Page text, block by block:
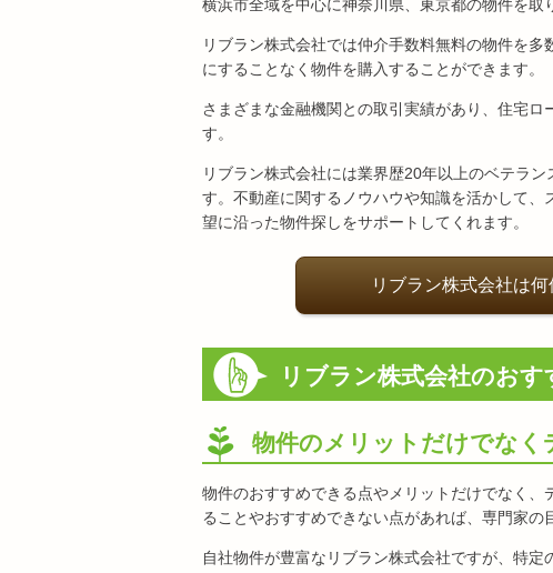
横浜市全域を中心に神奈川県、東京都の物件を取
リブラン株式会社では仲介手数料無料の物件を
にすることなく物件を購入することができます。
さまざまな金融機関との取引実績があり、住宅ロ
す。
リブラン株式会社には業界歴20年以上のベテラン
す。不動産に関するノウハウや知識を活かして、
望に沿った物件探しをサポートしてくれます。
リブラン株式会社は
リブラン株式会社のおす
物件のメリットだけでなく
物件のおすすめできる点やメリットだけでなく
ることやおすすめできない点があれば、専門家の
自社物件が豊富なリブラン株式会社ですが、特